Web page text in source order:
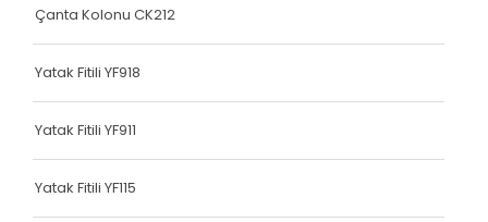
Terlik Kolonu
Terlik Kolonu
Terlik Kolonu
Çanta Kolonu CK212
Yatak Fitili YF918
Yatak Fitili YF911
Yatak Fitili YF115